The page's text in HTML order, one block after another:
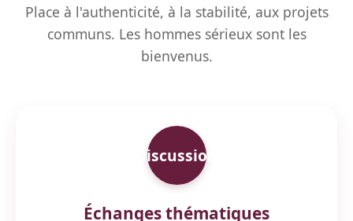
Place à l'authenticité, à la stabilité, aux projets
communs. Les hommes sérieux sont les
bienvenus.
Discussion
Échanges thématiques